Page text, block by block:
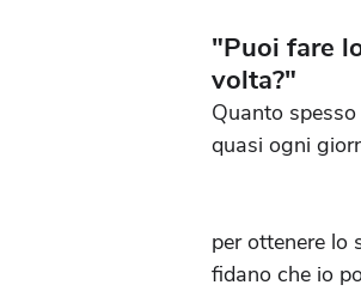
"Puoi fare
volta?"
Quanto
quasi ogni
per ottenere lo
fidano che io